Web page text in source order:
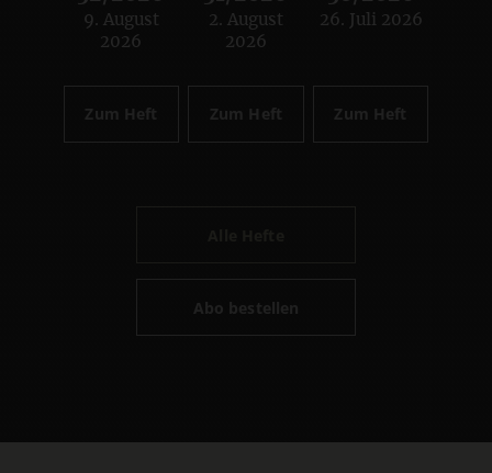
:
9. August
2026
Zum Heft
:
2. August
2026
Zum Heft
:
26. Juli 2026
Zum Heft
Abo bestellen